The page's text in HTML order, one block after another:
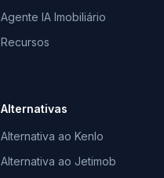
Agente IA Imobiliário
Recursos
Alternativas
Alternativa ao Kenlo
Alternativa ao Jetimob